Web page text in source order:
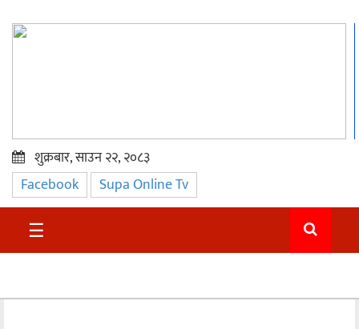
प्रमुख
समाचार
सुदुर
शुक्रबार, साउन २२, २०८३
Facebook Supa Online Tv
☰